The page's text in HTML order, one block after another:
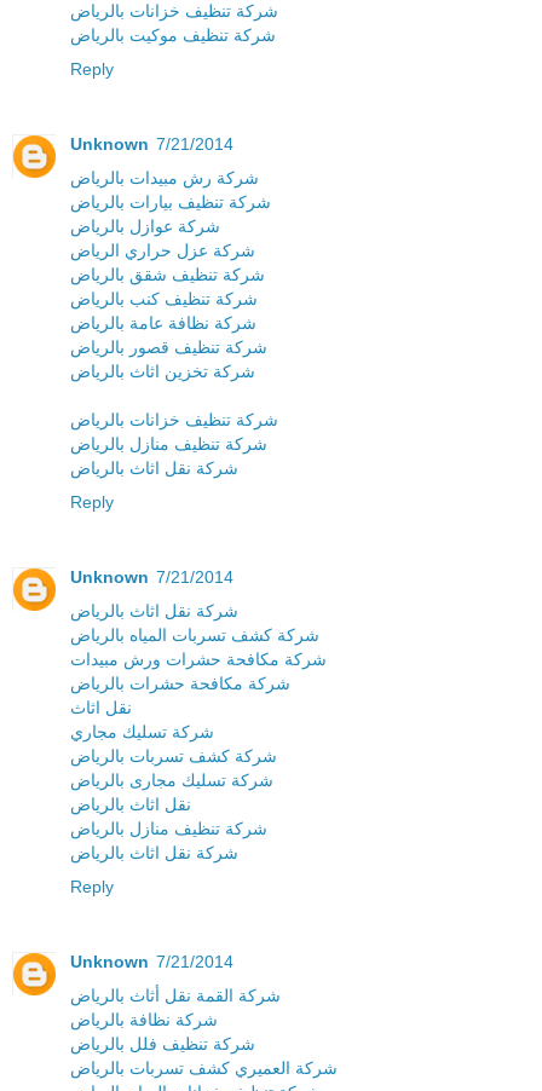
شركة تنظيف خزانات بالرياض
شركة تنظيف موكيت بالرياض
Reply
Unknown 7/21/2014
شركة رش مبيدات بالرياض
شركة تنظيف بيارات بالرياض
شركة عوازل بالرياض
شركة عزل حراري الرياض
شركة تنظيف شقق بالرياض
شركة تنظيف كنب بالرياض
شركة نظافة عامة بالرياض
شركة تنظيف قصور بالرياض
شركة تخزين اثاث بالرياض
شركة تنظيف خزانات بالرياض
شركة تنظيف منازل بالرياض
شركة نقل اثاث بالرياض
Reply
Unknown 7/21/2014
شركة نقل اثاث بالرياض
شركة كشف تسربات المياه بالرياض
شركة مكافحة حشرات ورش مبيدات
شركة مكافحة حشرات بالرياض
نقل اثاث
شركة تسليك مجاري
شركة كشف تسربات بالرياض
شركة تسليك مجارى بالرياض
نقل اثاث بالرياض
شركة تنظيف منازل بالرياض
شركة نقل اثاث بالرياض
Reply
Unknown 7/21/2014
شركة القمة نقل أثاث بالرياض
شركة نظافة بالرياض
شركة تنظيف فلل بالرياض
شركة العميري كشف تسربات بالرياض